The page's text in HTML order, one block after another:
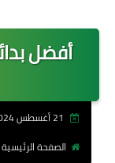
الصفحة الرئيسية